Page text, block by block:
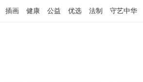
插画 健康 公益 优选 法制 守艺中华